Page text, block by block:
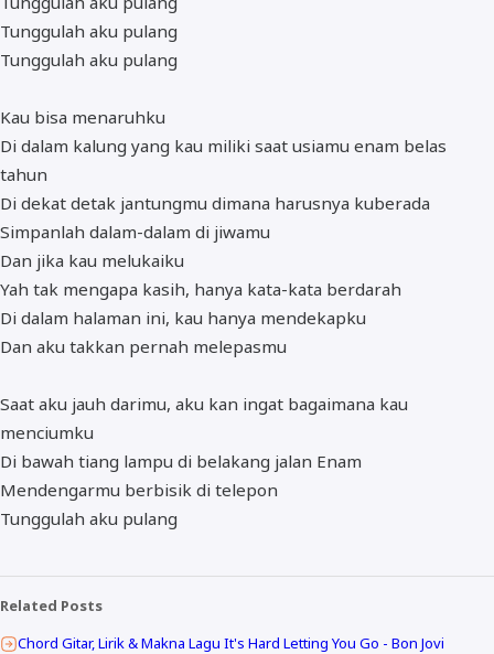
Tunggulah aku pulang
Tunggulah aku pulang
Kau bisa menaruhku
Di dalam kalung yang kau miliki saat usiamu enam belas
tahun
Di dekat detak jantungmu dimana harusnya kuberada
Simpanlah dalam-dalam di jiwamu
Dan jika kau melukaiku
Yah tak mengapa kasih, hanya kata-kata berdarah
Di dalam halaman ini, kau hanya mendekapku
Dan aku takkan pernah melepasmu
Saat aku jauh darimu, aku kan ingat bagaimana kau
menciumku
Di bawah tiang lampu di belakang jalan Enam
Mendengarmu berbisik di telepon
Tunggulah aku pulang
Related Posts
Chord Gitar, Lirik & Makna Lagu It's Hard Letting You Go - Bon Jovi